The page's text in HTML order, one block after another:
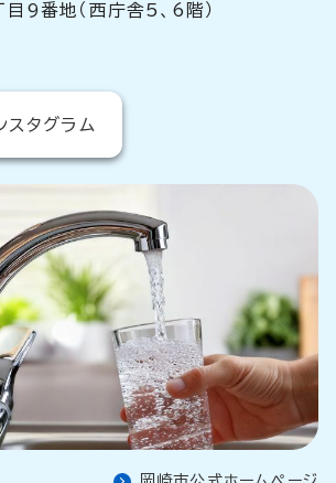
9番地（西庁舎5、6階）
スタグラム